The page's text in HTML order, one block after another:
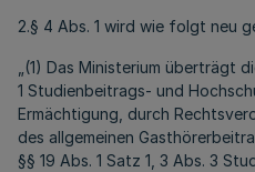
2.§ 4 Abs. 1 wird wie folgt neu
„(1) Das Ministerium überträgt
1 Studienbeitrags- und
Ermächtigung, durch
des allgemeinen
§§ 19 Abs. 1 Satz 1, 3 Abs. 3